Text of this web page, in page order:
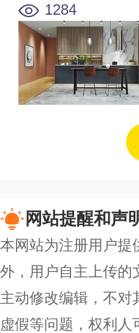
1284
网站提醒和声
本网站为注册用户提
外，用户自主上传的
主动修改编辑，不对
虚假等问题，权利